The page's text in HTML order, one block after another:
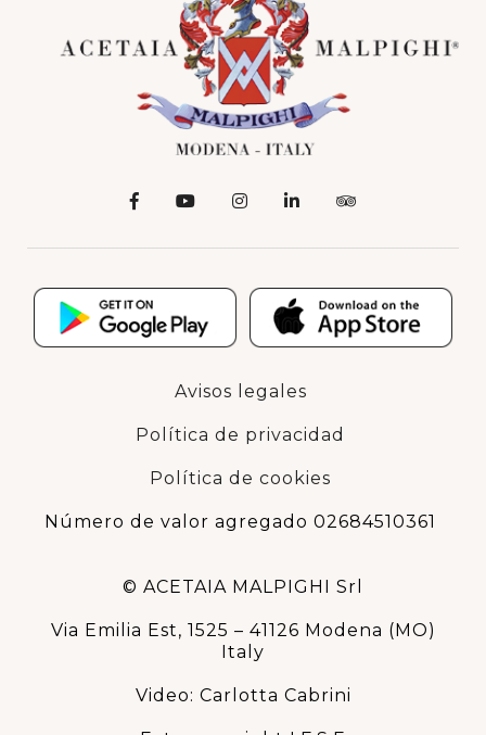
Avisos legales
Política de privacidad
Política de cookies
Número de valor agregado 02684510361
© ACETAIA MALPIGHI Srl
Via Emilia Est, 1525 – 41126 Modena (MO)
Italy
Video: Carlotta Cabrini